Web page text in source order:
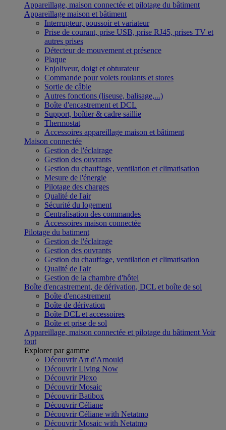
Appareillage, maison connectée et pilotage du bâtiment
Appareillage maison et bâtiment
Interrupteur, poussoir et variateur
Prise de courant, prise USB, prise RJ45, prises TV et
autres prises
Détecteur de mouvement et présence
Plaque
Enjoliveur, doigt et obturateur
Commande pour volets roulants et stores
Sortie de câble
Autres fonctions (liseuse, balisage,...)
Boîte d'encastrement et DCL
Support, boîtier & cadre saillie
Thermostat
Accessoires appareillage maison et bâtiment
Maison connectée
Gestion de l'éclairage
Gestion des ouvrants
Gestion du chauffage, ventilation et climatisation
Mesure de l'énergie
Pilotage des charges
Qualité de l'air
Sécurité du logement
Centralisation des commandes
Accessoires maison connectée
Pilotage du batiment
Gestion de l'éclairage
Gestion des ouvrants
Gestion du chauffage, ventilation et climatisation
Qualité de l'air
Gestion de la chambre d'hôtel
Boîte d'encastrement, de dérivation, DCL et boîte de sol
Boîte d'encastrement
Boîte de dérivation
Boîte DCL et accessoires
Boîte et prise de sol
Appareillage, maison connectée et pilotage du bâtiment Voir
tout
Explorer par gamme
Découvrir Art d'Arnould
Découvrir Living Now
Découvrir Plexo
Découvrir Mosaic
Découvrir Batibox
Découvrir Céliane
Découvrir Céliane with Netatmo
Découvrir Mosaic with Netatmo